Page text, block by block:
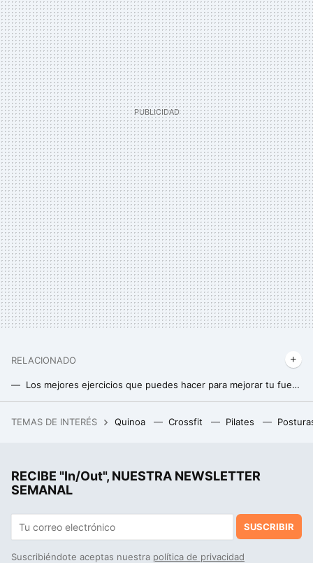
RELACIONADO
Los mejores ejercicios que puedes hacer para mejorar tu fuerza y rendimiento en el trail running
Estos son los 13 mejores quesos de Mercadona
TEMAS DE INTERÉS Quinoa Crossfit Pilates
RECIBE "In/Out", NUESTRA NEWSLETTER
SEMANAL
SUSCRIBIR
Suscribiéndote aceptas nuestra política de privacidad